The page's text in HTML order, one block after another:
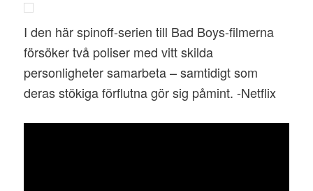
I den här spinoff-serien till Bad Boys-filmerna
försöker två poliser med vitt skilda
personligheter samarbeta – samtidigt som
deras stökiga förflutna gör sig påmint. -Netflix